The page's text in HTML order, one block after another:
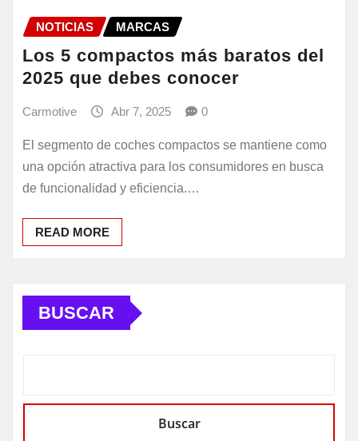
NOTICIAS MARCAS
Los 5 compactos más baratos del
2025 que debes conocer
Carmotive Abr 7, 2025 0
El segmento de coches compactos se mantiene como
una opción atractiva para los consumidores en busca
de funcionalidad y eficiencia.…
READ MORE
BUSCAR
Buscar